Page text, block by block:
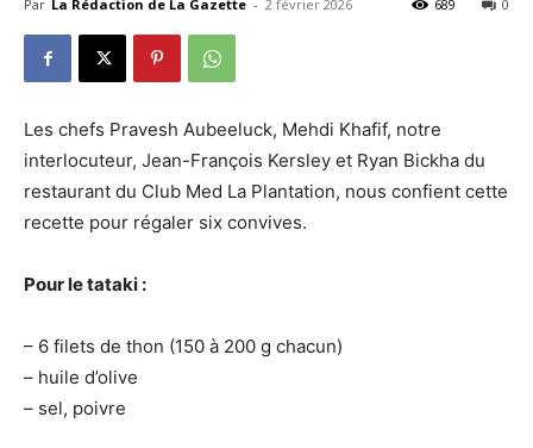
Par La Rédaction de La Gazette - 2 février 2026 0
689
Les chefs Pravesh Aubeeluck, Mehdi Khafif, notre
interlocuteur, Jean-François Kersley et Ryan Bickha du
restaurant du Club Med La Plantation, nous confient cette
recette pour régaler six convives.
Pour le tataki :
– 6 filets de thon (150 à 200 g chacun)
– huile d’olive
– sel, poivre